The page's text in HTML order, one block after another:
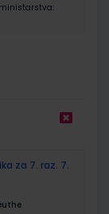
za 7. raz. 7.